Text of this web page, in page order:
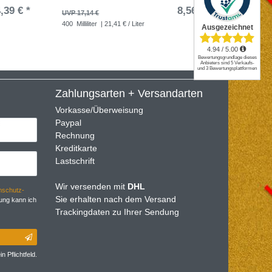
€ * UVP 17,14 € 8,56 € *
400 Milliliter | 21,41 € / Liter
UVP
100
kann ich
Pflichtfeld.
Zahlungsarten + Versandarten
Vorkasse/Überweisung
Paypal
Rechnung
Kreditkarte
Lastschrift
Wir versenden mit DHL
Sie erhalten nach dem Versand
Trackingdaten zu Ihrer Sendung